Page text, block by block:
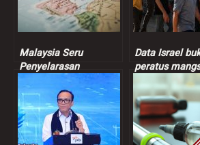
Malaysia Seru
Penyelarasan
Berterusan Dalam
Proses Keamanan
Bangsamoro
Data Israel
peratus
dibunuh
orang awam